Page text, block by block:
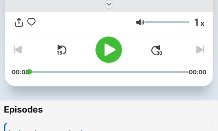
programa y de música romántica en Soritaradio1.blogspot.com
O descarga nuestra aplicación Soritaradio Somos SoritaRadio
La radio que es para tì The radio That is for you
Volume 1 x
00:00 00:00
Episodes